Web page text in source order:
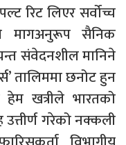
रिट लिएर सर्वोच्च
मागअनुरूप सैनिक
संवेदनशील मानिने
तालिममा छनोट हुन
खत्रीले भारतको
गरेको नक्कली